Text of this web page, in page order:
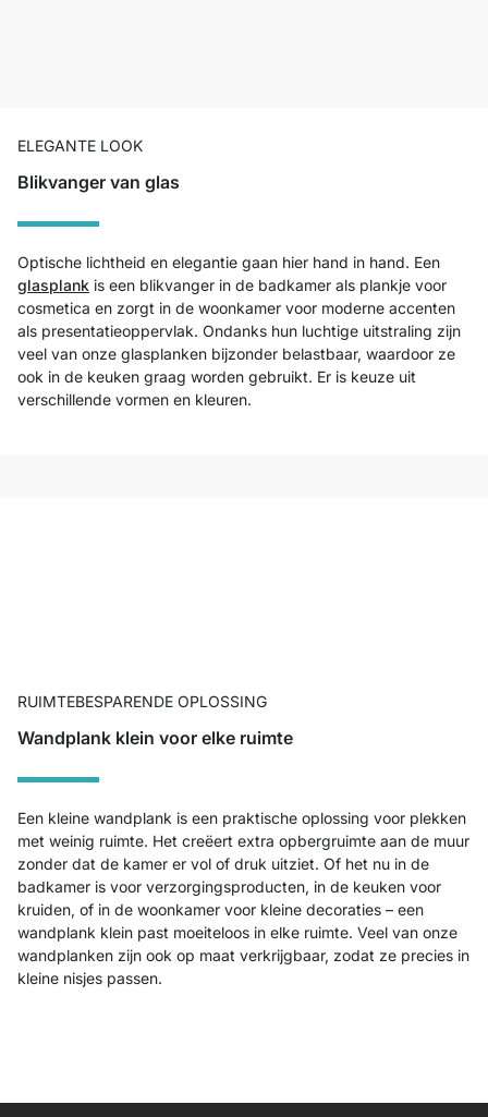
ELEGANTE LOOK
Blikvanger van glas
Optische lichtheid en elegantie gaan hier hand in hand. Een
glasplank is een blikvanger in de badkamer als plankje voor
cosmetica en zorgt in de woonkamer voor moderne accenten
als presentatieoppervlak. Ondanks hun luchtige uitstraling zijn
veel van onze glasplanken bijzonder belastbaar, waardoor ze
ook in de keuken graag worden gebruikt. Er is keuze uit
verschillende vormen en kleuren.
RUIMTEBESPARENDE OPLOSSING
Wandplank klein voor elke ruimte
Een kleine wandplank is een praktische oplossing voor plekken
met weinig ruimte. Het creëert extra opbergruimte aan de muur
zonder dat de kamer er vol of druk uitziet. Of het nu in de
badkamer is voor verzorgingsproducten, in de keuken voor
kruiden, of in de woonkamer voor kleine decoraties – een
wandplank klein past moeiteloos in elke ruimte. Veel van onze
wandplanken zijn ook op maat verkrijgbaar, zodat ze precies in
kleine nisjes passen.